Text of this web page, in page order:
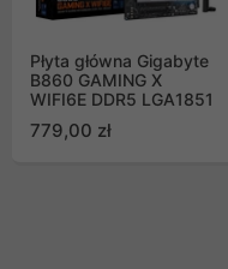
Płyta główna Gigabyte
B860 GAMING X
WIFI6E DDR5 LGA1851
779,00 zł